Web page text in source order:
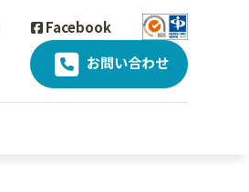
Facebook
お問い合わせ